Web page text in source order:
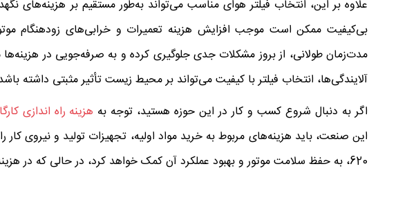
علاوه بر این، انتخاب فیلتر هوای مناسب می‌تواند به‌طور مستقیم بر هزینه‌های
بی‌کیفیت ممکن است موجب افزایش هزینه تعمیرات و خرابی‌های زودهنگام
مدت‌زمان طولانی، از بروز مشکلات جدی جلوگیری کرده و به صرفه‌جویی در
آلایندگی‌ها، انتخاب فیلتر با کیفیت می‌تواند بر محیط زیست تأثیر مثبتی داشته
اگر به دنبال شروع کسب و کار در این حوزه هستید، توجه به هزینه راه اندازی
این صنعت، باید هزینه‌های مربوط به خرید مواد اولیه، تجهیزات تولید و نیروی کار
620، به حفظ سلامت موتور و بهبود عملکرد آن کمک خواهد کرد، در حالی که در هزینه‌های نگهداری و آلایندگی‌های خودرو نیز صرفه‌جویی می‌شود.